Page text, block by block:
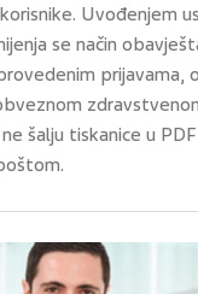
Uvođenjem
se način
prijavama,
šalju tiskanice u